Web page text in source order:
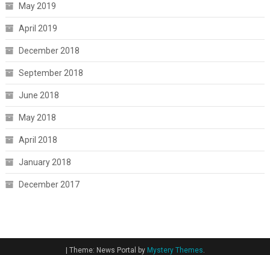
May 2019
April 2019
December 2018
September 2018
June 2018
May 2018
April 2018
January 2018
December 2017
| Theme: News Portal by Mystery Themes.